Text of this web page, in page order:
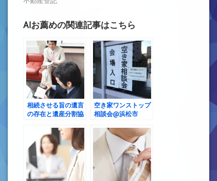
AIお薦めの関連記事はこちら
相続させる旨の遺言
の存在と遺産分割協
空き家ワンストップ
相談会@浜松市